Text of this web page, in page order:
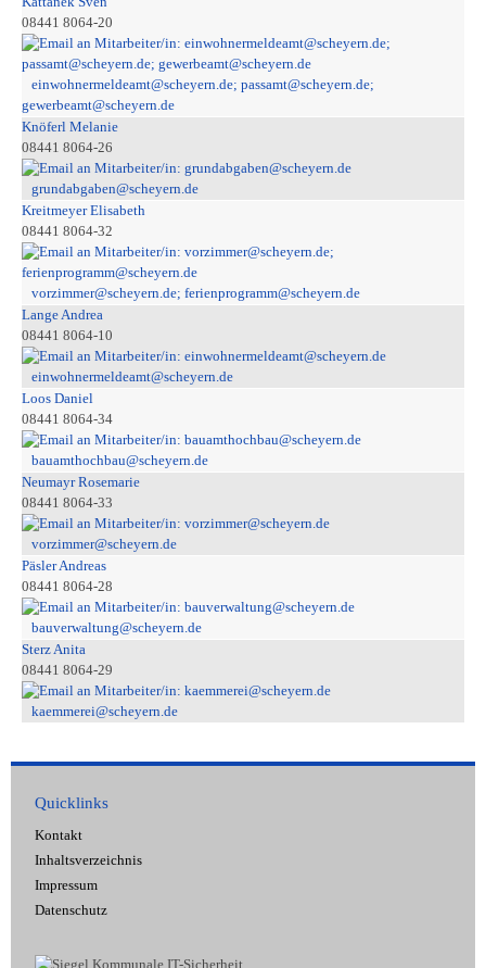
08441 8064-20
einwohnermeldeamt@scheyern.de; passamt@scheyern.de;
gewerbeamt@scheyern.de
Knöferl Melanie
08441 8064-26
grundabgaben@scheyern.de
Kreitmeyer Elisabeth
08441 8064-32
vorzimmer@scheyern.de; ferienprogramm@scheyern.de
Lange Andrea
08441 8064-10
einwohnermeldeamt@scheyern.de
Loos Daniel
08441 8064-34
bauamthochbau@scheyern.de
Neumayr Rosemarie
08441 8064-33
vorzimmer@scheyern.de
Päsler Andreas
08441 8064-28
bauverwaltung@scheyern.de
Sterz Anita
08441 8064-29
kaemmerei@scheyern.de
Quicklinks
Kontakt
Inhaltsverzeichnis
Impressum
Datenschutz